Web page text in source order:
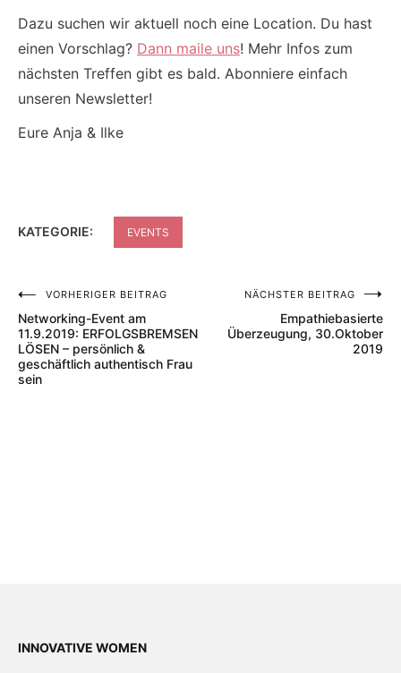
Dazu suchen wir aktuell noch eine Location. Du hast
einen Vorschlag? Dann maile uns! Mehr Infos zum
nächsten Treffen gibt es bald. Abonniere einfach
unseren Newsletter!
Eure Anja & Ilke
KATEGORIE: EVENTS
Beitragsnavigation
VORHERIGER BEITRAG
Networking-Event am
11.9.2019: ERFOLGSBREMSEN
LÖSEN – persönlich &
geschäftlich authentisch Frau
sein
NÄCHSTER BEITRAG
Empathiebasierte
Überzeugung, 30.Oktober
2019
INNOVATIVE WOMEN